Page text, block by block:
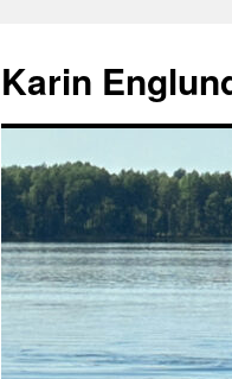
innehåll
Karin